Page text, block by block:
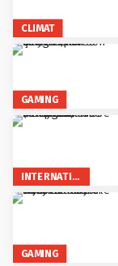
CLIMAT
GAMING
INTERNATIONAL
GAMING